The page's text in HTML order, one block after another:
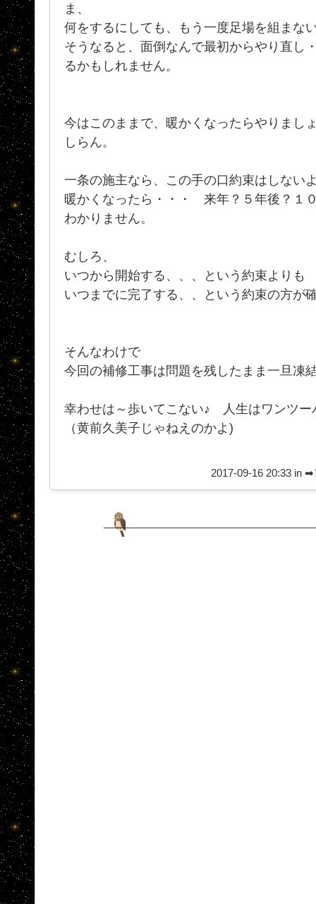
ま、
何をするにしても、もう一度足場を組まな
そうなると、面倒なんで最初からやり直
るかもしれません。
今はこのままで、暖かくなったらやりま
しらん。
一条の施主なら、この手の口約束はしない
暖かくなったら・・・ 来年？５年後？１
わかりません。
むしろ、
いつから開始する、、、という約束よりも
いつまでに完了する、、という約束の方が
そんなわけで
今回の補修工事は問題を残したまま一旦凍
幸わせは～歩いてこない♪ 人生はワンツ
（黄前久美子じゃねえのかよ)
2017-09-16 20:33 in ➡